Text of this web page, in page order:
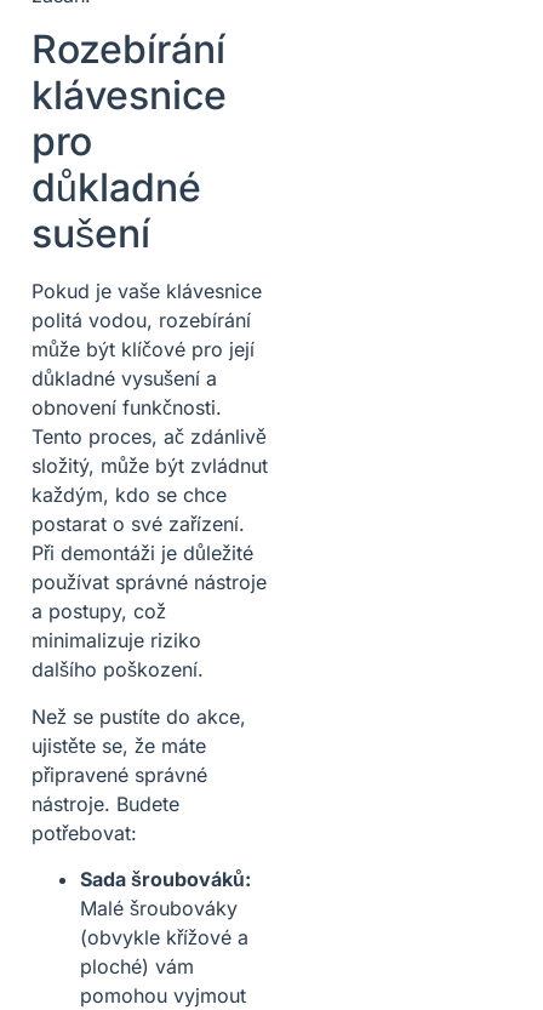
Rozebírání
klávesnice
pro
důkladné
sušení
Pokud je vaše klávesnice
politá vodou, rozebírání
může být klíčové pro její
důkladné vysušení a
obnovení funkčnosti.
Tento proces, ač zdánlivě
složitý, může být zvládnut
každým, kdo se chce
postarat o své zařízení.
Při demontáži je důležité
používat správné nástroje
a postupy, což
minimalizuje riziko
dalšího poškození.
Než se pustíte do akce,
ujistěte se, že máte
připravené správné
nástroje. Budete
potřebovat:
Sada šroubováků:
Malé šroubováky
(obvykle křížové a
ploché) vám
pomohou vyjmout